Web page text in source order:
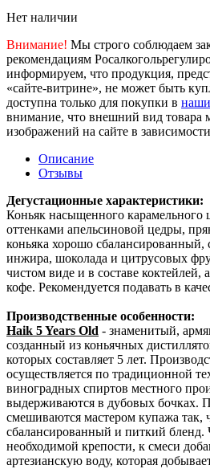
Нет наличии
Внимание! Мы строго соблюдаем
рекомендациям
информируем, что продукция,
«сайте-витрине», не может быть
доступна только для покупки в
внимание, что внешний вид товара
изображений на сайте в
Описание
Отзывы
Дегустационные характеристики:
Коньяк насыщенного карамельного
оттенками апельсиновой цедры,
коньяка хорошо сбалансированный,
инжира, шоколада и цитрусовых
чистом виде и в составе коктейлей,
кофе. Рекомендуется подавать в
Производственные особенности:
Haik 5 Years Old - знаменитый,
созданный из коньячных
которых составляет 5 лет.
осуществляется по традиционной
виноградных спиртов местного
выдерживаются в дубовых бочках.
смешиваются мастером купажа так,
сбалансированный и питкий бленд.
необходимой крепости, к смеси
артезианскую воду, которая